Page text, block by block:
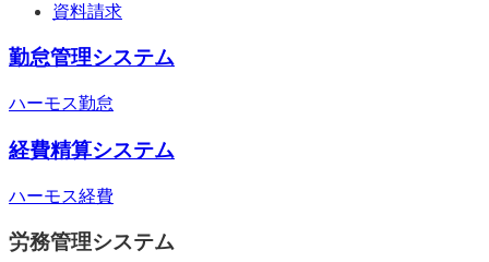
資料請求
勤怠管理システム
ハーモス勤怠
経費精算システム
ハーモス経費
労務管理システム